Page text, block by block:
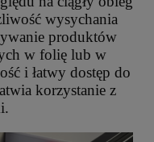
wysychania
produktów
w folię lub w
i łatwy dostęp do
korzystanie z